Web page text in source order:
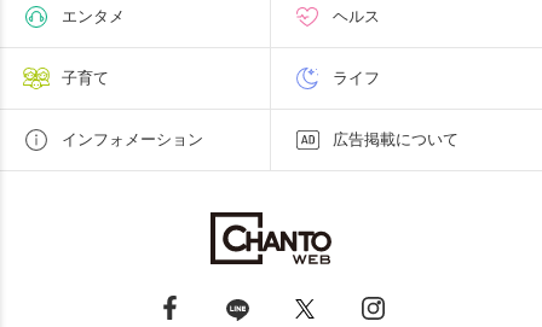
エンタメ ヘルス
子育て ライフ
インフォメーション 広告掲載について